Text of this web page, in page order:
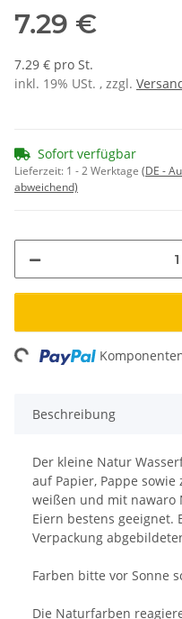
7.29 €
7.29 € pro St.
inkl. 19% USt. , zzgl.
Sofort verfügbar
Lieferzeit: 1 - 2 Werktage (DE -
abweichend)
Beschreibung
Der kleine Natur
auf Papier, Pappe
weißen und mit nawaro
Eiern bestens geeignet.
Verpackung
Farben bitte vor Sonne
Die Naturfarben